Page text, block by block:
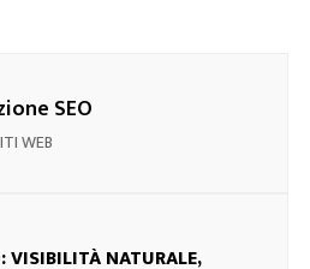
SEO
WEB
VISIBILITÀ NATURALE,